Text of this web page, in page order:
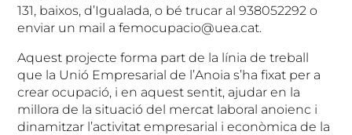
131, baixos, d’Igualada, o bé trucar al 938052292 o
enviar un mail a femocupacio@uea.cat.
Aquest projecte forma part de la línia de treball
que la Unió Empresarial de l’Anoia s’ha fixat per a
crear ocupació, i en aquest sentit, ajudar en la
millora de la situació del mercat laboral anoienc i
dinamitzar l’activitat empresarial i econòmica de la